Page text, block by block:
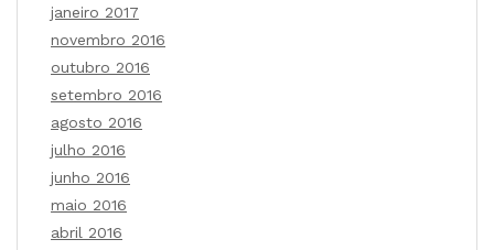
janeiro 2017
novembro 2016
outubro 2016
setembro 2016
agosto 2016
julho 2016
junho 2016
maio 2016
abril 2016